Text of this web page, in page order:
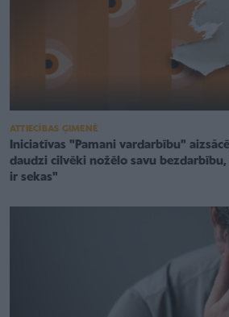
ATTIECĪBAS ĢIMENĒ
Iniciatīvas "Pamani vardarbību"
daudzi cilvēki nožēlo savu
ir sekas"